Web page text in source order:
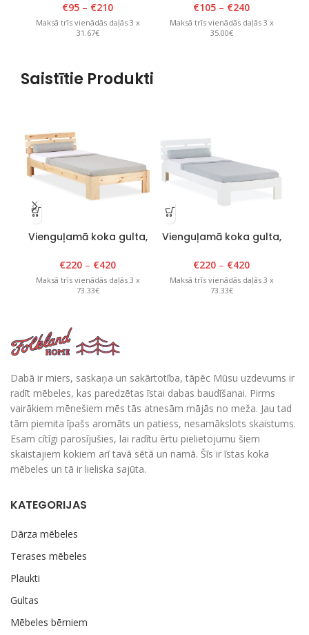
€95 – €210
Maksā trīs vienādās daļās 3 x
31.67€
€105 – €240
Maksā trīs vienādās daļās 3 x
35.00€
Saistītie Produkti
Vienguļamā koka gulta,
200cm, lakota
€220 – €420
Maksā trīs vienādās daļās 3 x
73.33€
Vienguļamā koka gulta,
200cm, balta
€220 – €420
Maksā trīs vienādās daļās 3 x
73.33€
Dabā ir miers, saskaņa un sakārtotība, tāpēc Mūsu uzdevums ir
radīt mēbeles, kas paredzētas īstai dabas baudīšanai. Pirms
vairākiem mēnešiem mēs tās atnesām mājās no meža. Jau tad
tām piemita īpašs aromāts un patiess, nesamākslots skaistums.
Esam cītīgi parosījušies, lai radītu ērtu pielietojumu šiem
skaistajiem kokiem arī tavā sētā un namā. Šīs ir īstas koka
mēbeles un tā ir lieliska sajūta.
KATEGORIJAS
Dārza mēbeles
Terases mēbeles
Plaukti
Gultas
Mēbeles bērniem